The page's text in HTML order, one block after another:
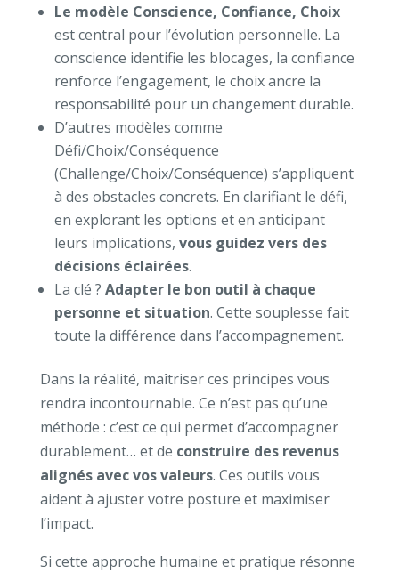
Le modèle Conscience, Confiance, Choix
est central pour l’évolution personnelle. La
conscience identifie les blocages, la confiance
renforce l’engagement, le choix ancre la
responsabilité pour un changement durable.
D’autres modèles comme
Défi/Choix/Conséquence
(Challenge/Choix/Conséquence) s’appliquent
à des obstacles concrets. En clarifiant le défi,
en explorant les options et en anticipant
leurs implications, vous guidez vers des
décisions éclairées.
La clé ? Adapter le bon outil à chaque
personne et situation. Cette souplesse fait
toute la différence dans l’accompagnement.
Dans la réalité, maîtriser ces principes vous
rendra incontournable. Ce n’est pas qu’une
méthode : c’est ce qui permet d’accompagner
durablement… et de construire des revenus
alignés avec vos valeurs. Ces outils vous
aident à ajuster votre posture et maximiser
l’impact.
Si cette approche humaine et pratique résonne